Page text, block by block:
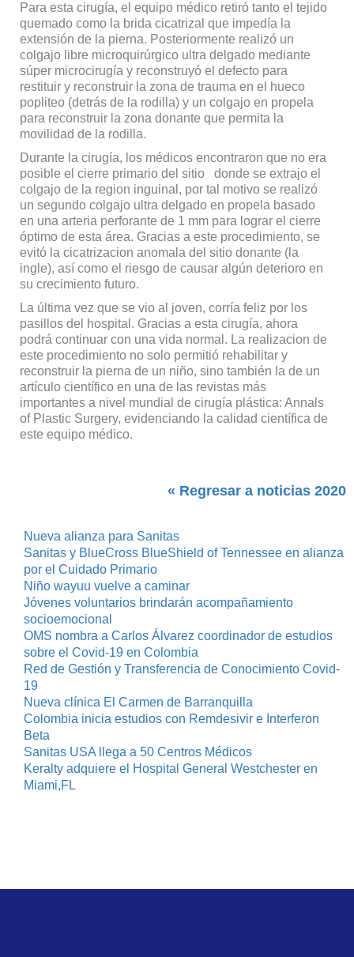
Para esta cirugía, el equipo médico retiró tanto el tejido
quemado como la brida cicatrizal que impedía la
extensión de la pierna. Posteriormente realizó un
colgajo libre microquirúrgico ultra delgado mediante
súper microcirugía y reconstruyó el defecto para
restituir y reconstruir la zona de trauma en el hueco
popliteo (detrás de la rodilla) y un colgajo en propela
para reconstruir la zona donante que permita la
movilidad de la rodilla.
Durante la cirugía, los médicos encontraron que no era
posible el cierre primario del sitio donde se extrajo el
colgajo de la region inguinal, por tal motivo se realizó
un segundo colgajo ultra delgado en propela basado
en una arteria perforante de 1 mm para lograr el cierre
óptimo de esta área. Gracias a este procedimiento, se
evitó la cicatrizacion anomala del sitio donante (la
ingle), así como el riesgo de causar algún deterioro en
su crecimiento futuro.
La última vez que se vio al joven, corría feliz por los
pasillos del hospital. Gracias a esta cirugía, ahora
podrá continuar con una vida normal. La realizacion de
este procedimiento no solo permitió rehabilitar y
reconstruir la pierna de un niño, sino también la de un
artículo científico en una de las revistas más
importantes a nivel mundial de cirugía plástica: Annals
of Plastic Surgery, evidenciando la calidad científica de
este equipo médico.
« Regresar a noticias 2020
Nueva alianza para Sanitas
Sanitas y BlueCross BlueShield of Tennessee en alianza
por el Cuidado Primario
Niño wayuu vuelve a caminar
Jóvenes voluntarios brindarán acompañamiento
socioemocional
OMS nombra a Carlos Álvarez coordinador de estudios
sobre el Covid-19 en Colombia
Red de Gestión y Transferencia de Conocimiento Covid-
19
Nueva clínica El Carmen de Barranquilla
Colombia inicia estudios con Remdesivir e Interferon
Beta
Sanitas USA llega a 50 Centros Médicos
Keralty adquiere el Hospital General Westchester en
Miami,FL